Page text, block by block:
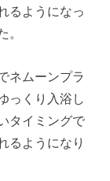
るようになっ
。
ネムーンプラ
っくり入浴し
タイミングで
るようになり